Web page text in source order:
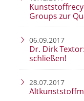
Groups zur
06.09.2017
Dr. Dirk
schließen!
28.07.2017